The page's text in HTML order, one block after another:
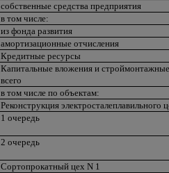
собственные средства предприятия
в том числе:
из фонда развития
амортизационные отчисления
Кредитные ресурсы
Капитальные вложения и
всего
в том числе по объектам:
Реконструкция электросталеплавильного
1 очередь
2 очередь
Сортопрокатный цех N 1